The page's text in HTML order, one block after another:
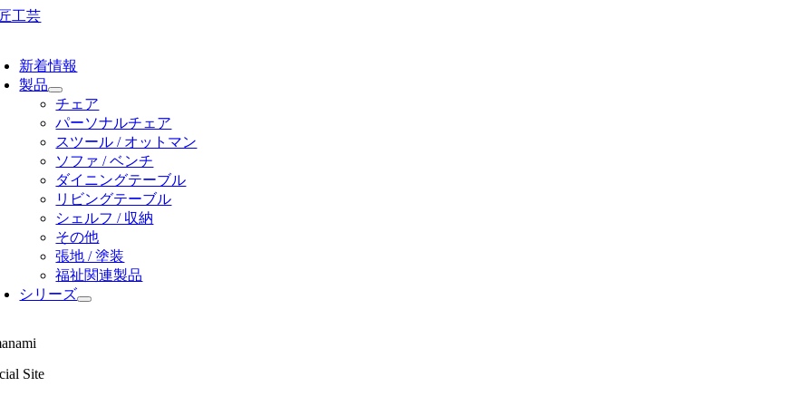
Skip
新着情報
製品
チェア
パーソナルチェア
スツール / オットマン
ソファ / ベンチ
ダイニングテーブル
リビングテーブル
シェルフ / 収納
その他
張地 / 塗装
福祉関連製品
シリーズ
Site